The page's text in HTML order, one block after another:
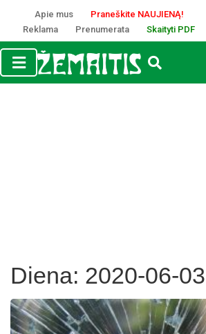
Apie mus
Praneškite NAUJIENĄ!
Reklama
Prenumerata Skaityti PDF
Diena: 2020-06-03